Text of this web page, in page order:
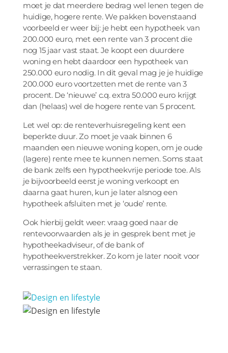
moet je dat meerdere bedrag wel lenen tegen de
huidige, hogere rente. We pakken bovenstaand
voorbeeld er weer bij: je hebt een hypotheek van
200.000 euro, met een rente van 3 procent die
nog 15 jaar vast staat. Je koopt een duurdere
woning en hebt daardoor een hypotheek van
250.000 euro nodig. In dit geval mag je je huidige
200.000 euro voortzetten met de rente van 3
procent. De ‘nieuwe’ c.q. extra 50.000 euro krijgt
dan (helaas) wel de hogere rente van 5 procent.
Let wel op: de renteverhuisregeling kent een
beperkte duur. Zo moet je vaak binnen 6
maanden een nieuwe woning kopen, om je oude
(lagere) rente mee te kunnen nemen. Soms staat
de bank zelfs een hypotheekvrije periode toe. Als
je bijvoorbeeld eerst je woning verkoopt en
daarna gaat huren, kun je later alsnog een
hypotheek afsluiten met je ‘oude’ rente.
Ook hierbij geldt weer: vraag goed naar de
rentevoorwaarden als je in gesprek bent met je
hypotheekadviseur, of de bank of
hypotheekverstrekker. Zo kom je later nooit voor
verrassingen te staan.